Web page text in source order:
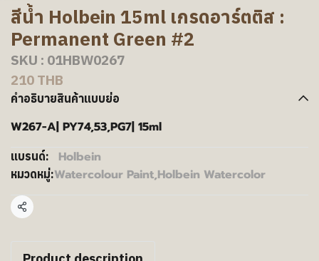
สีน้ำ Holbein 15ml เกรดอาร์ตติส :
Permanent Green #2
SKU : 01HBW0267
210 THB
คำอธิบายสินค้าแบบย่อ
W267-A| PY74,53,PG7| 15ml
แบรนด์: Holbein
หมวดหมู่:Watercolour Paint,Holbein Watercolor
แชร์